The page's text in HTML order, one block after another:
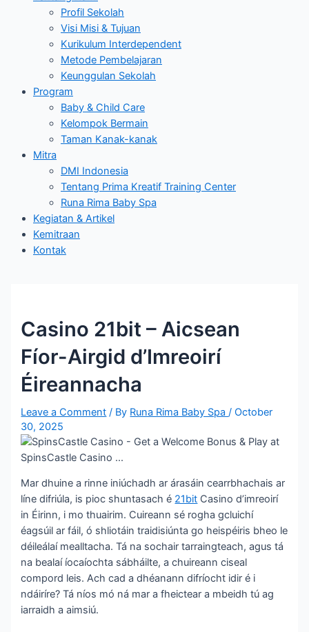
Profil Sekolah
Visi Misi & Tujuan
Kurikulum Interdependent
Metode Pembelajaran
Keunggulan Sekolah
Program
Baby & Child Care
Kelompok Bermain
Taman Kanak-kanak
Mitra
DMI Indonesia
Tentang Prima Kreatif Training Center
Runa Rima Baby Spa
Kegiatan & Artikel
Kemitraan
Kontak
Casino 21bit – Aicsean
Fíor-Airgid d’Imreoirí
Éireannacha
Leave a Comment / By Runa Rima Baby Spa/October
30, 2025
Mar dhuine a rinne iniúchadh ar árasáin cearrbhachais ar
líne difriúla, is pioc shuntasach é 21bit Casino d’imreoirí
in Éirinn, i mo thuairim. Cuireann sé rogha gcluichí
éagsúil ar fáil, ó shliotáin traidisiúnta go heispéiris bheo le
déileálaí mealltacha. Tá na sochair tarraingteach, agus tá
na bealaí íocaíochta sábháilte, a chuireann ciseal
compord leis. Ach cad a dhéanann difríocht idir é i
ndáiríre? Tá níos mó ná mar a fheictear a mbeidh tú ag
iarraidh a aimsiú.